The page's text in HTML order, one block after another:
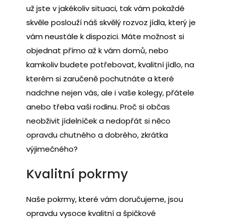
už jste v jakékoliv situaci, tak vám pokaždé
skvěle poslouží náš skvělýrozvoz jídla, který je
vám neustále k dispozici. Máte možnost si
objednat přímo až k vám domů, nebo
kamkoliv budete potřebovat, kvalitní jídlo, na
kterém si zaručeně pochutnáte a které
nadchne nejen vás, ale i vaše kolegy, přátele
anebo třeba vaši rodinu. Proč si občas
neobživit jídelníček a nedopřát si něco
opravdu chutného a dobrého, zkrátka
výjimečného?
Kvalitní pokrmy
Naše pokrmy, které vám doručujeme, jsou
opravdu vysoce kvalitní a špičkové